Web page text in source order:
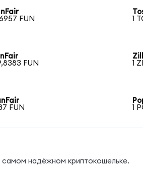
FUN
1
FUN
1
FUN
1
самом надёжном криптокошельке.